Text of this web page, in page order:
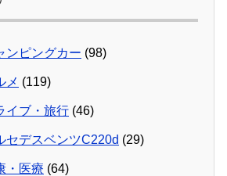
ピングカー (98)
メ (119)
イブ・旅行 (46)
デスベンツC220d (29)
・医療 (64)